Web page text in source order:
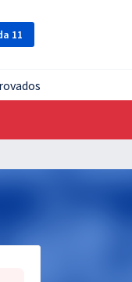
11